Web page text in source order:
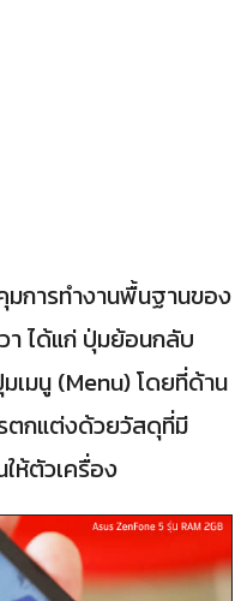
การทำงานพื้นฐานของ
า ได้แก่ ปุ่มย้อนกลับ
เมนู (Menu) โดยที่ด้าน
ตกแต่งด้วยวัสดุที่มี
ห้ตัวเครื่อง